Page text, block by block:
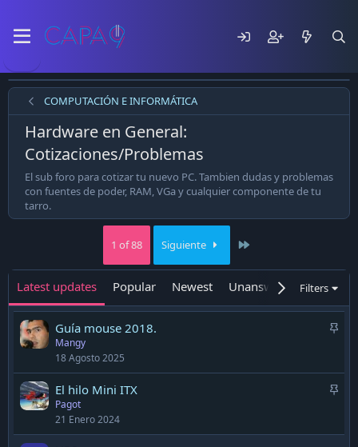
COMPUTACIÓN E INFORMÁTICA
Hardware en General:
Cotizaciones/Problemas
El sub foro para cotizar tu nuevo PC. Tambien dudas y problemas
con fuentes de poder, RAM, VGa y cualquier componente de tu
tarro.
1 of 88 Siguiente
Latest updates Popular Newest Unanswered Filters
A
e
r
Guía mouse 2018.
Mangy
18 Agosto 2025
A
e
El hilo Mini ITX
Pagot
21 Enero 2024